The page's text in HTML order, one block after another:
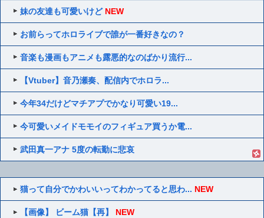
妹の友達も可愛いけど NEW
お前らってホロライブで誰が一番好きなの？
音楽も漫画もアニメも露悪的なのばかり流行...
【Vtuber】音乃瀬奏、配信内でホロラ...
今年34だけどマチアプでかなり可愛い19...
今可愛いメイドモモイのフィギュア買うか電...
武田真一アナ 5度の転勤に悲哀
猫って自分でかわいいってわかってると思わ... NEW
【画像】 ビーム猫【再】 NEW